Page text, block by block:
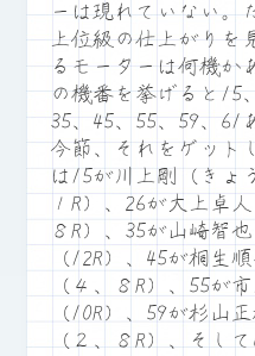
ーは現れていない。
上位級の仕上がりを
るモーターは何機か
の機番を挙げると15
35、45、55、59、61
今節、それをゲット
は15が川上剛（きょ
１R）、26が大上卓人
８R）、35が山崎智也
（12R）、45が桐生
（４、８R）、55が
（10R）、59が杉山
（２、８R）、そし